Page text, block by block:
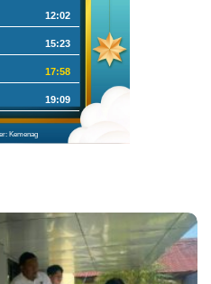
12:02
15:23
17:58
19:09
Kemenag